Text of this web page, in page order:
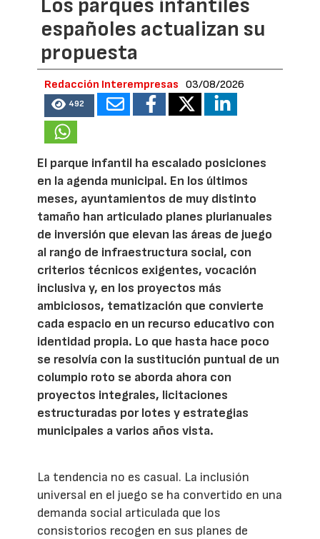
Los parques infantiles
españoles actualizan su
propuesta
Redacción Interempresas 03/08/2026
492
El parque infantil ha escalado posiciones
en la agenda municipal. En los últimos
meses, ayuntamientos de muy distinto
tamaño han articulado planes plurianuales
de inversión que elevan las áreas de juego
al rango de infraestructura social, con
criterios técnicos exigentes, vocación
inclusiva y, en los proyectos más
ambiciosos, tematización que convierte
cada espacio en un recurso educativo con
identidad propia. Lo que hasta hace poco
se resolvía con la sustitución puntual de un
columpio roto se aborda ahora con
proyectos integrales, licitaciones
estructuradas por lotes y estrategias
municipales a varios años vista.
La tendencia no es casual. La inclusión
universal en el juego se ha convertido en una
demanda social articulada que los
consistorios recogen en sus planes de